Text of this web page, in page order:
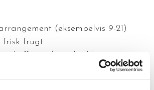
(eksempelvis 9-21)
frisk frugt
te og kage